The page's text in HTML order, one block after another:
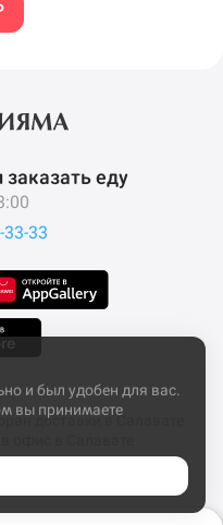
еду
33
доставки в Салавате
офис в Салавате
и был удобен для вас.
вы принимаете